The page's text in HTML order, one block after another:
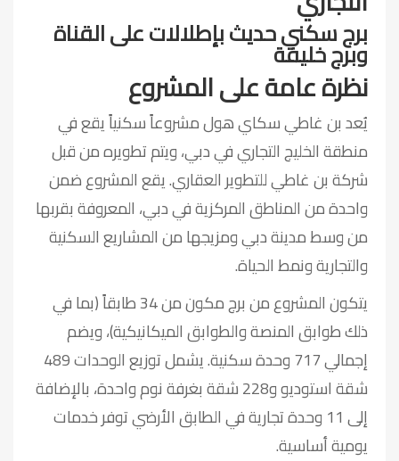
برج سكني حديث بإطلالات على القناة
وبرج خليفة
نظرة عامة على المشروع
يُعد بن غاطي سكاي هول مشروعاً سكنياً يقع في
منطقة الخليج التجاري في دبي، ويتم تطويره من قبل
شركة بن غاطي للتطوير العقاري. يقع المشروع ضمن
واحدة من المناطق المركزية في دبي، المعروفة بقربها
من وسط مدينة دبي ومزيجها من المشاريع السكنية
والتجارية ونمط الحياة.
يتكون المشروع من برج مكون من 34 طابقاً (بما في
ذلك طوابق المنصة والطوابق الميكانيكية)، ويضم
إجمالي 717 وحدة سكنية. يشمل توزيع الوحدات 489
شقة استوديو و228 شقة بغرفة نوم واحدة، بالإضافة
إلى 11 وحدة تجارية في الطابق الأرضي توفر خدمات
يومية أساسية.